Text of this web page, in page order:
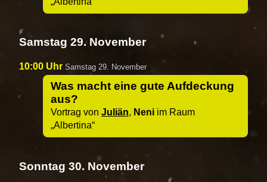
Samstag 29. November
10:00 Uhr Samstag 29. November
Was macht eine gute Aufdeckung
aus?
Vortrag von Juliän, Neniim Raum
Albertina
Sonntag 30. November